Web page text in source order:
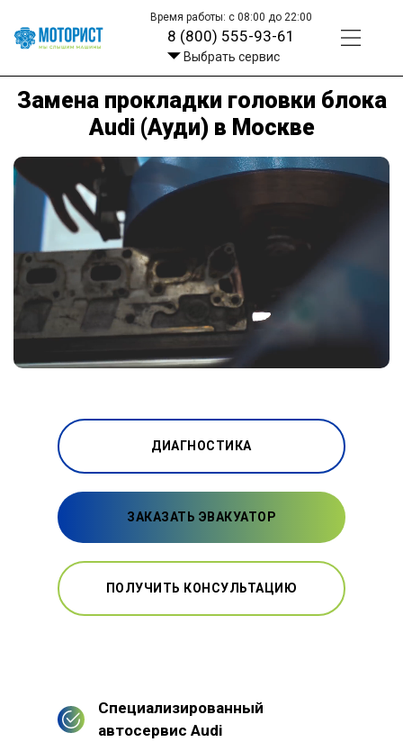
Время работы: с 08:00 до 22:00
8 (800) 555-93-61
Выбрать сервис
Замена прокладки головки блока
Audi (Ауди) в Москве
ДИАГНОСТИКА
ЗАКАЗАТЬ ЭВАКУАТОР
ПОЛУЧИТЬ КОНСУЛЬТАЦИЮ
Специализированный
автосервис Audi